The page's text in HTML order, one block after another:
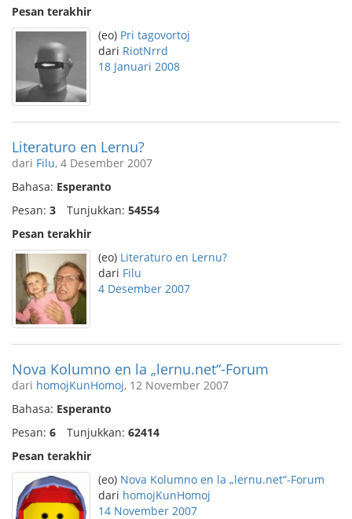
Pesan terakhir
(eo) Pri tagovortoj
dari RiotNrrd
18 Januari 2008
Literaturo en Lernu?
dari Filu, 4 Desember 2007
Bahasa: Esperanto
Pesan: 3 Tunjukkan: 54554
Pesan terakhir
(eo) Literaturo en Lernu?
dari Filu
4 Desember 2007
Nova Kolumno en la „lernu.net“-Forum
dari homojKunHomoj, 12 November 2007
Bahasa: Esperanto
Pesan: 6 Tunjukkan: 62414
Pesan terakhir
(eo) Nova Kolumno en la „lernu.net“-Forum
dari homojKunHomoj
14 November 2007